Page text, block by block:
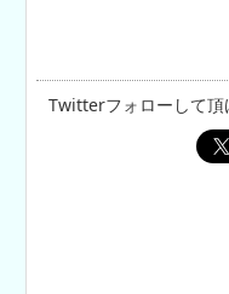
Twitterフォローして頂